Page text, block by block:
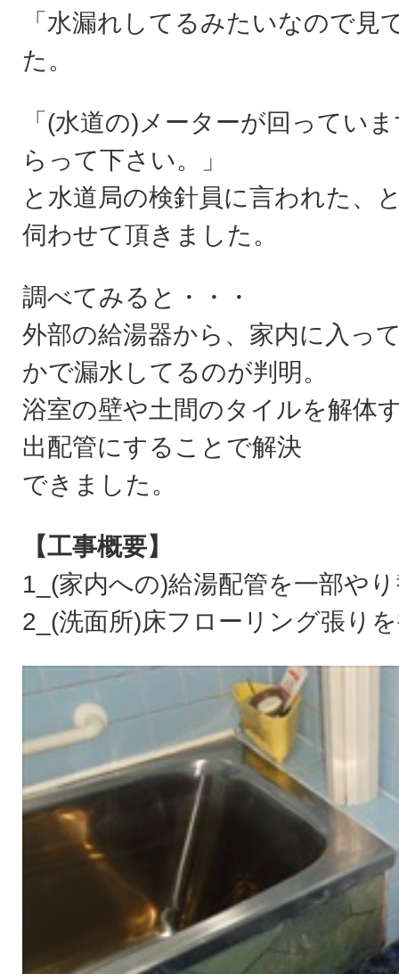
「水漏れしてるみたいなので
た。
「(水道の)メーターが回ってい
らって下さい。」
と水道局の検針員に言われた、
伺わせて頂きました。
調べてみると・・・
外部の給湯器から、家内に入っ
かで漏水してるのが判明。
浴室の壁や土間のタイルを解体
出配管にすることで解決
できました。
【工事概要】
1_(家内への)給湯配管を一部や
2_(洗面所)床フローリング張り